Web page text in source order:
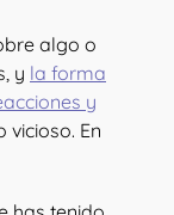
algo o
y la forma
y
vicioso. En